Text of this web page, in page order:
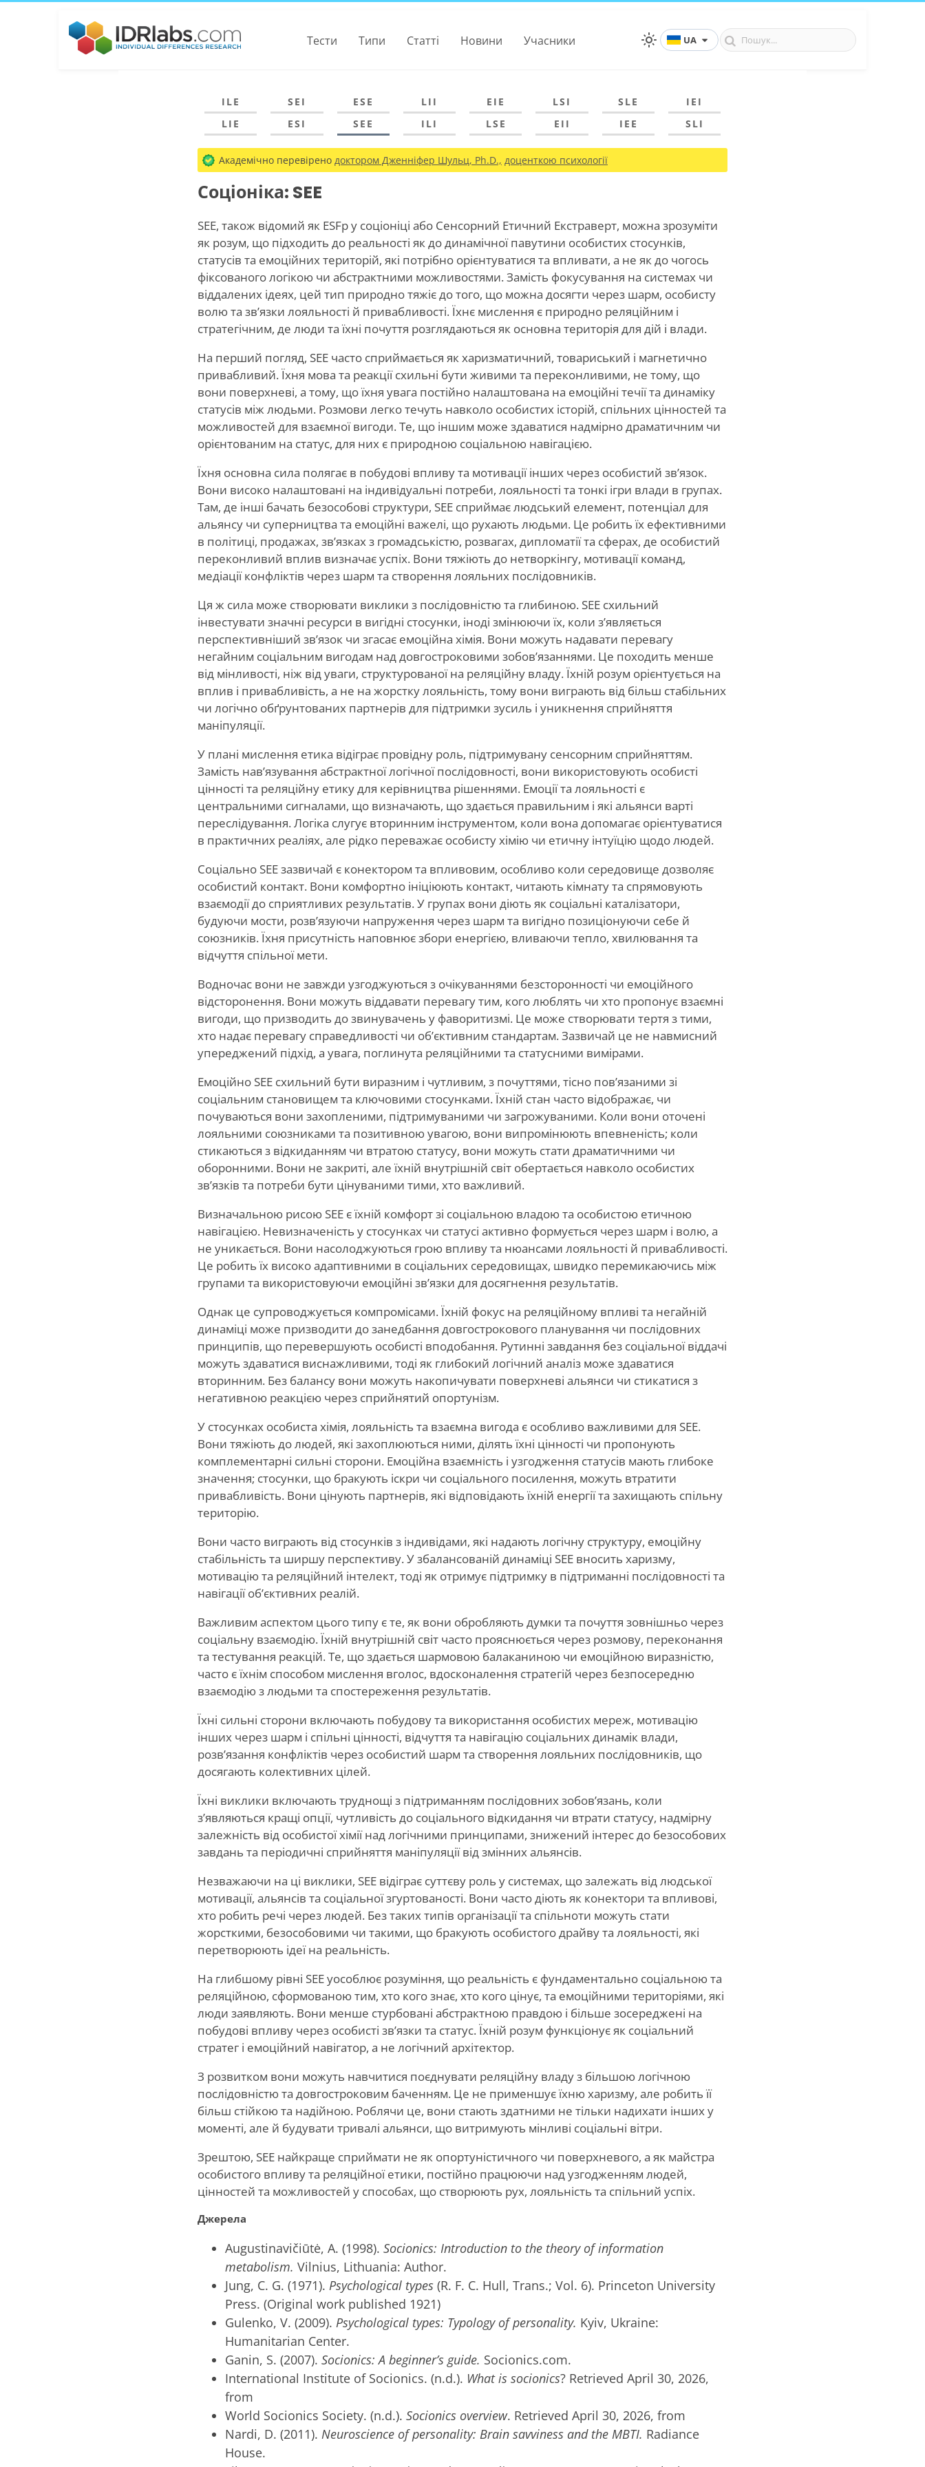
Тести Типи Статті Новини Учасники UA
ILE SEI ESE LII EIE LSI SLE
IEI
LIE
ESI SEE ILI LSE EII IEE SLI
Академічно перевірено доктором Дженніфер Шульц, Ph.D., доценткою психології
Соціоніка: SEE
SEE, також відомий як ESFp у соціоніці або Сенсорний Етичний Екстраверт, можна зрозуміти
як розум, що підходить до реальності як до динамічної павутини особистих стосунків,
статусів та емоційних територій, які потрібно орієнтуватися та впливати, а не як до чогось
фіксованого логікою чи абстрактними можливостями. Замість фокусування на системах чи
віддалених ідеях, цей тип природно тяжіє до того, що можна досягти через шарм, особисту
волю та зв’язки лояльності й привабливості. Їхнє мислення є природно реляційним і
стратегічним, де люди та їхні почуття розглядаються як основна територія для дій і влади.
На перший погляд, SEE часто сприймається як харизматичний, товариський і магнетично
привабливий. Їхня мова та реакції схильні бути живими та переконливими, не тому, що
вони поверхневі, а тому, що їхня увага постійно налаштована на емоційні течії та динаміку
статусів між людьми. Розмови легко течуть навколо особистих історій, спільних цінностей та
можливостей для взаємної вигоди. Те, що іншим може здаватися надмірно драматичним чи
орієнтованим на статус, для них є природною соціальною навігацією.
Їхня основна сила полягає в побудові впливу та мотивації інших через особистий зв’язок.
Вони високо налаштовані на індивідуальні потреби, лояльності та тонкі ігри влади в групах.
Там, де інші бачать безособові структури, SEE сприймає людський елемент, потенціал для
альянсу чи суперництва та емоційні важелі, що рухають людьми. Це робить їх ефективними
в політиці, продажах, зв’язках з громадськістю, розвагах, дипломатії та сферах, де особистий
переконливий вплив визначає успіх. Вони тяжіють до нетворкінгу, мотивації команд,
медіації конфліктів через шарм та створення лояльних послідовників.
Ця ж сила може створювати виклики з послідовністю та глибиною. SEE схильний
інвестувати значні ресурси в вигідні стосунки, іноді змінюючи їх, коли з’являється
перспективніший зв’язок чи згасає емоційна хімія. Вони можуть надавати перевагу
негайним соціальним вигодам над довгостроковими зобов’язаннями. Це походить менше
від мінливості, ніж від уваги, структурованої на реляційну владу. Їхній розум орієнтується на
вплив і привабливість, а не на жорстку лояльність, тому вони виграють від більш стабільних
чи логічно обґрунтованих партнерів для підтримки зусиль і уникнення сприйняття
маніпуляції.
У плані мислення етика відіграє провідну роль, підтримувану сенсорним сприйняттям.
Замість нав’язування абстрактної логічної послідовності, вони використовують особисті
цінності та реляційну етику для керівництва рішеннями. Емоції та лояльності є
центральними сигналами, що визначають, що здається правильним і які альянси варті
переслідування. Логіка слугує вторинним інструментом, коли вона допомагає орієнтуватися
в практичних реаліях, але рідко переважає особисту хімію чи етичну інтуїцію щодо людей.
Соціально SEE зазвичай є конектором та впливовим, особливо коли середовище дозволяє
особистий контакт. Вони комфортно ініціюють контакт, читають кімнату та спрямовують
взаємодії до сприятливих результатів. У групах вони діють як соціальні каталізатори,
будуючи мости, розв’язуючи напруження через шарм та вигідно позиціонуючи себе й
союзників. Їхня присутність наповнює збори енергією, вливаючи тепло, хвилювання та
відчуття спільної мети.
Водночас вони не завжди узгоджуються з очікуваннями безсторонності чи емоційного
відсторонення. Вони можуть віддавати перевагу тим, кого люблять чи хто пропонує взаємні
вигоди, що призводить до звинувачень у фаворитизмі. Це може створювати тертя з тими,
хто надає перевагу справедливості чи об’єктивним стандартам. Зазвичай це не навмисний
упереджений підхід, а увага, поглинута реляційними та статусними вимірами.
Емоційно SEE схильний бути виразним і чутливим, з почуттями, тісно пов’язаними зі
соціальним становищем та ключовими стосунками. Їхній стан часто відображає, чи
почуваються вони захопленими, підтримуваними чи загрожуваними. Коли вони оточені
лояльними союзниками та позитивною увагою, вони випромінюють впевненість; коли
стикаються з відкиданням чи втратою статусу, вони можуть стати драматичними чи
оборонними. Вони не закриті, але їхній внутрішній світ обертається навколо особистих
зв’язків та потреби бути цінуваними тими, хто важливий.
Визначальною рисою SEE є їхній комфорт зі соціальною владою та особистою етичною
навігацією. Невизначеність у стосунках чи статусі активно формується через шарм і волю, а
не уникається. Вони насолоджуються грою впливу та нюансами лояльності й привабливості.
Це робить їх високо адаптивними в соціальних середовищах, швидко перемикаючись між
групами та використовуючи емоційні зв’язки для досягнення результатів.
Однак це супроводжується компромісами. Їхній фокус на реляційному впливі та негайній
динаміці може призводити до занедбання довгострокового планування чи послідовних
принципів, що перевершують особисті вподобання. Рутинні завдання без соціальної віддачі
можуть здаватися виснажливими, тоді як глибокий логічний аналіз може здаватися
вторинним. Без балансу вони можуть накопичувати поверхневі альянси чи стикатися з
негативною реакцією через сприйнятий опортунізм.
У стосунках особиста хімія, лояльність та взаємна вигода є особливо важливими для SEE.
Вони тяжіють до людей, які захоплюються ними, ділять їхні цінності чи пропонують
комплементарні сильні сторони. Емоційна взаємність і узгодження статусів мають глибоке
значення; стосунки, що бракують іскри чи соціального посилення, можуть втратити
привабливість. Вони цінують партнерів, які відповідають їхній енергії та захищають спільну
територію.
Вони часто виграють від стосунків з індивідами, які надають логічну структуру, емоційну
стабільність та ширшу перспективу. У збалансованій динаміці SEE вносить харизму,
мотивацію та реляційний інтелект, тоді як отримує підтримку в підтриманні послідовності та
навігації об’єктивних реалій.
Важливим аспектом цього типу є те, як вони обробляють думки та почуття зовнішньо через
соціальну взаємодію. Їхній внутрішній світ часто прояснюється через розмову, переконання
та тестування реакцій. Те, що здається шармовою балаканиною чи емоційною виразністю,
часто є їхнім способом мислення вголос, вдосконалення стратегій через безпосередню
взаємодію з людьми та спостереження результатів.
Їхні сильні сторони включають побудову та використання особистих мереж, мотивацію
інших через шарм і спільні цінності, відчуття та навігацію соціальних динамік влади,
розв’язання конфліктів через особистий шарм та створення лояльних послідовників, що
досягають колективних цілей.
Їхні виклики включають труднощі з підтриманням послідовних зобов’язань, коли
з’являються кращі опції, чутливість до соціального відкидання чи втрати статусу, надмірну
залежність від особистої хімії над логічними принципами, знижений інтерес до безособових
завдань та періодичні сприйняття маніпуляції від змінних альянсів.
Незважаючи на ці виклики, SEE відіграє суттєву роль у системах, що залежать від людської
мотивації, альянсів та соціальної згуртованості. Вони часто діють як конектори та впливові,
хто робить речі через людей. Без таких типів організації та спільноти можуть стати
жорсткими, безособовими чи такими, що бракують особистого драйву та лояльності, які
перетворюють ідеї на реальність.
На глибшому рівні SEE уособлює розуміння, що реальність є фундаментально соціальною та
реляційною, сформованою тим, хто кого знає, хто кого цінує, та емоційними територіями, які
люди заявляють. Вони менше стурбовані абстрактною правдою і більше зосереджені на
побудові впливу через особисті зв’язки та статус. Їхній розум функціонує як соціальний
стратег і емоційний навігатор, а не логічний архітектор.
З розвитком вони можуть навчитися поєднувати реляційну владу з більшою логічною
послідовністю та довгостроковим баченням. Це не применшує їхню харизму, але робить її
більш стійкою та надійною. Роблячи це, вони стають здатними не тільки надихати інших у
моменті, але й будувати тривалі альянси, що витримують мінливі соціальні вітри.
Зрештою, SEE найкраще сприймати не як опортуністичного чи поверхневого, а як майстра
особистого впливу та реляційної етики, постійно працюючи над узгодженням людей,
цінностей та можливостей у способах, що створюють рух, лояльність та спільний успіх.
Джерела
Augustinavičiūtė, A. (1998). Socionics: Introduction to the theory of information
metabolism. Vilnius, Lithuania: Author.
Jung, C. G. (1971). Psychological types (R. F. C. Hull, Trans.; Vol. 6). Princeton University
Press. (Original work published 1921)
Gulenko, V. (2009). Psychological types: Typology of personality. Kyiv, Ukraine:
Humanitarian Center.
Ganin, S. (2007). Socionics: A beginner’s guide. Socionics.com.
International Institute of Socionics. (n.d.). What is socionics? Retrieved April 30, 2026,
from
World Socionics Society. (n.d.). Socionics overview. Retrieved April 30, 2026, from
Nardi, D. (2011). Neuroscience of personality: Brain savviness and the MBTI. Radiance
House.